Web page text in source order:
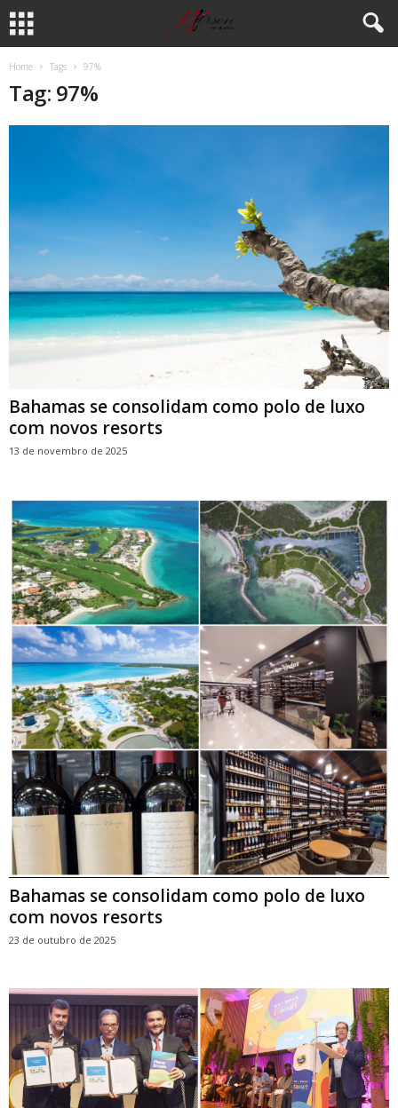
Home Tags 97%
Tag: 97%
Bahamas se consolidam como polo de luxo
com novos resorts
13 de novembro de 2025
Bahamas se consolidam como polo de luxo
com novos resorts
23 de outubro de 2025